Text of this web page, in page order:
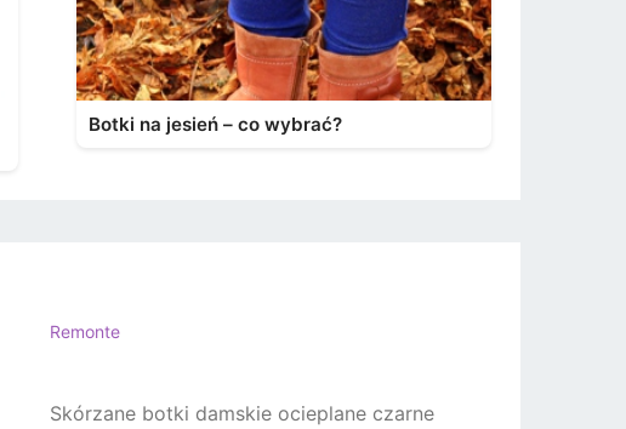
Botki na jesień – co wybrać?
Remonte
Skórzane botki damskie ocieplane czarne